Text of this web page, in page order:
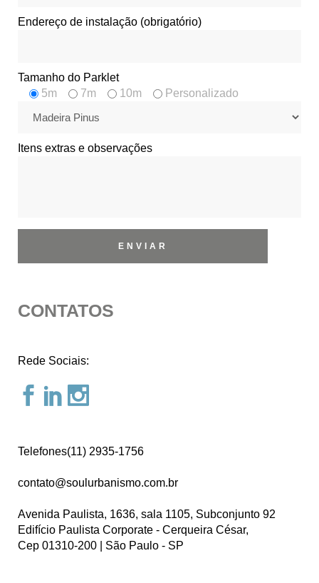
Endereço de instalação (obrigatório)
Tamanho do Parklet
5m
7m 10m Personalizado
Itens extras e observações
CONTATOS
Rede Sociais:
Telefones(11) 2935-1756
contato@soulurbanismo.com.br
Avenida Paulista, 1636, sala 1105, Subconjunto 92
Edifício Paulista Corporate - Cerqueira César,
Cep 01310-200 | São Paulo - SP